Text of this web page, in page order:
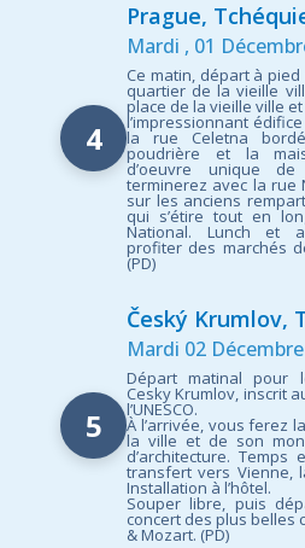
4
Prague,
Mardi , 01
Ce matin, départ à
quartier de la vieille
place de la vieille ville
l’impressionnant
la rue Celetna
poudrière et la
d’oeuvre unique de
terminerez avec la rue
sur les anciens
qui s’étire tout en
National. Lunch et
profiter des marchés
(PD)
5
Český Krumlov,
Mardi 02 Décembre
Départ matinal pour
Cesky Krumlov, inscrit
l’UNESCO.
À l’arrivée, vous ferez
la ville et de son
d’architecture.
transfert vers Vienne,
Installation à l’hôtel.
Souper libre, puis
concert des plus belles
& Mozart. (PD)